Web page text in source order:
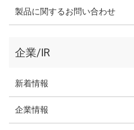
製品に関するお問い合わせ
企業/IR
新着情報
企業情報